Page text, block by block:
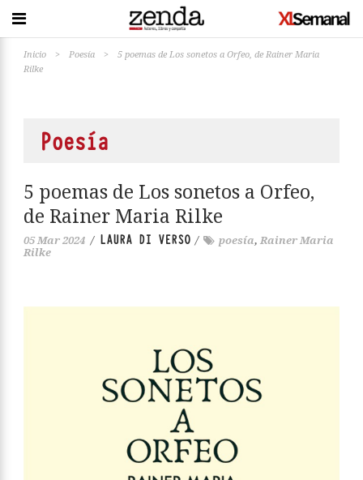
Inicio > Poesía >
5 poemas de Los sonetos a Orfeo, de Rainer Maria
Rilke
Poesía
5 poemas de Los sonetos a Orfeo,
de Rainer Maria Rilke
05 Mar 2024 / LAURA DI VERSO / poesía, Rainer Maria
Rilke